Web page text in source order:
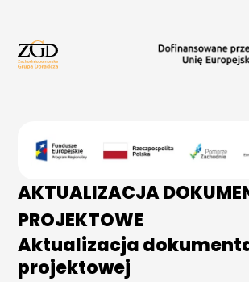
AKTUALIZACJA
PROJEKTOWE
Aktualizacja
projektowej